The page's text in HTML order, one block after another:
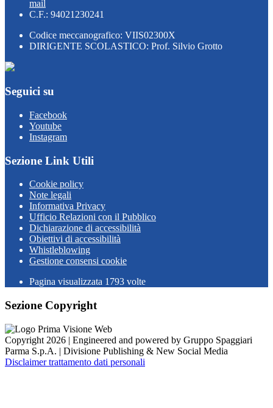
mail
C.F.: 94021230241
Codice meccanografico: VIIS02300X
DIRIGENTE SCOLASTICO: Prof. Silvio Grotto
Seguici su
Facebook
Youtube
Instagram
Sezione Link Utili
Cookie policy
Note legali
Informativa Privacy
Ufficio Relazioni con il Pubblico
Dichiarazione di accessibilità
Obiettivi di accessibilità
Whistleblowing
Gestione consensi cookie
Pagina visualizzata 1793 volte
Sezione Copyright
Copyright 2026 | Engineered and powered by Gruppo Spaggiari
Parma S.p.A. | Divisione Publishing & New Social Media
Disclaimer trattamento dati personali